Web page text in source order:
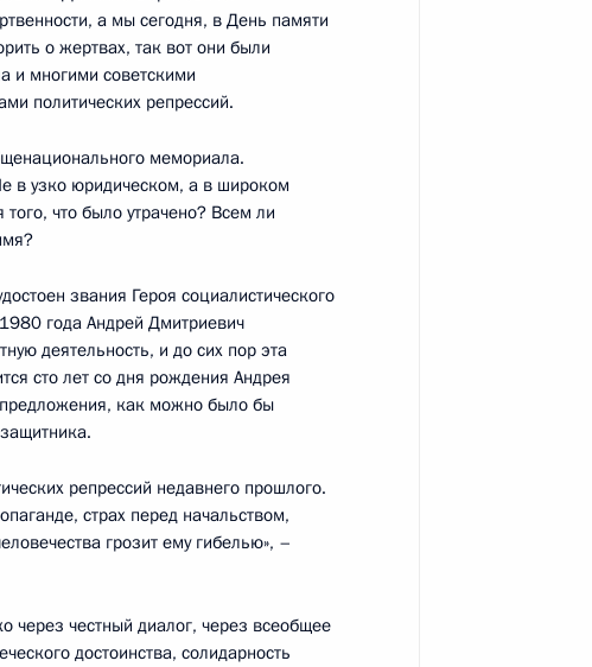
России и Казахстана
Юнус-Беком Евкуровым
государствами
а мы сегодня, в День памяти
о жертвах, так вот они были
и многими советскими
политических репрессий.
мемориала.
в узко юридическом, а в широком
что было утрачено? Всем ли
звания Героя социалистического
года Андрей Дмитриевич
деятельность, и до сих пор эта
сто лет со дня рождения Андрея
как можно было бы
репрессий недавнего прошлого.
страх перед начальством,
грозит ему гибелью», –
через честный диалог, через всеобщее
достоинства, солидарность